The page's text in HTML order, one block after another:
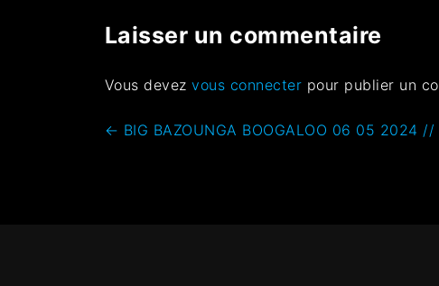
Laisser un commentaire
Vous devezvous connecter pour publier un
← BIG BAZOUNGA BOOGALOO 06 05 2024 //